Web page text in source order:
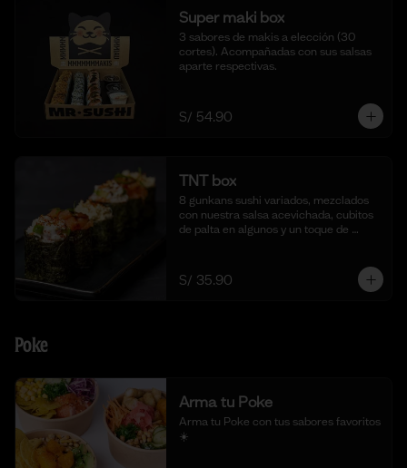
Super maki box
3 sabores de makis a elección (30
cortes). Acompañadas con sus salsas
aparte respectivas.
S/ 54.90
TNT box
8 gunkans sushi variados, mezclados
con nuestra salsa acevichada, cubitos
de palta en algunos y un toque de
S/ 35.90
Poke
Arma tu Poke
Arma tu Poke con tus sabores favoritos
☀️